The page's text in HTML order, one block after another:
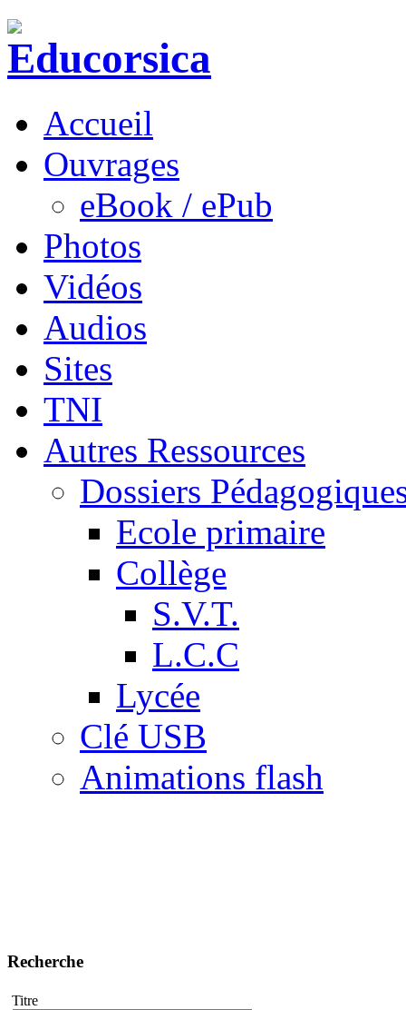
Accueil
Ouvrages
eBook / ePub
Photos
Vidéos
Audios
Sites
TNI
Autres Ressources
Dossiers
Ecole primaire
Collège
S.V.T.
L.C.C
Lycée
Clé USB
Animations flash
Recherche
Titre